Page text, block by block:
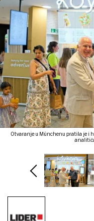
Otvaranje u Münchenu pratila je i